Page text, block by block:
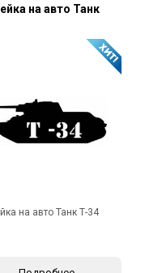
на авто Танк
на авто Танк Т-34